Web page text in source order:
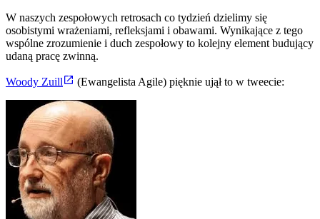
W naszych zespołowych retrosach co tydzień dzielimy się
osobistymi wrażeniami, refleksjami i obawami. Wynikające z tego
wspólne zrozumienie i duch zespołowy to kolejny element budujący
udaną pracę zwinną.
Woody Zuill (Ewangelista Agile) pięknie ujął to w tweecie: